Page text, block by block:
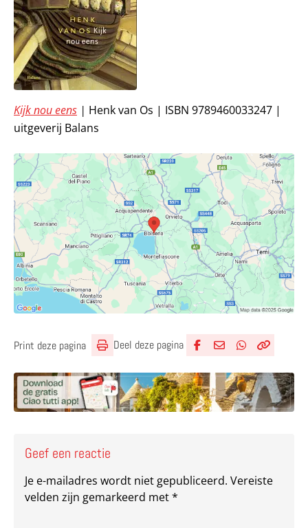
Kijk nou eens | Henk van Os | ISBN 9789460033247 |
uitgeverij Balans
Print deze pagina Deel deze pagina
Geef een reactie
Je e-mailadres wordt niet gepubliceerd. Vereiste
velden zijn gemarkeerd met*